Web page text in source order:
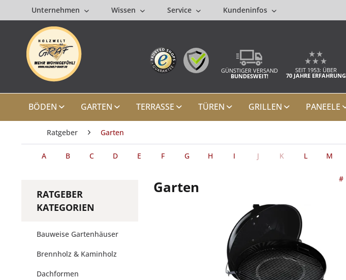
Unternehmen Wissen Service Kundeninfos
GÜNSTIGER VERSAND
BUNDESWEIT!
SEIT 1953: ÜBER
70 JAHRE ERFAHRUNG
BÖDEN GARTEN TERRASSE TÜREN GRILLEN PANEELE
Ratgeber Garten
A B C D E F G H I J K L M
#
RATGEBER
KATEGORIEN
Bauweise Gartenhäuser
Brennholz & Kaminholz
Dachformen
Garten